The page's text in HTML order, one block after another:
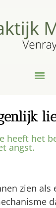
heeft het
angst.
zien als